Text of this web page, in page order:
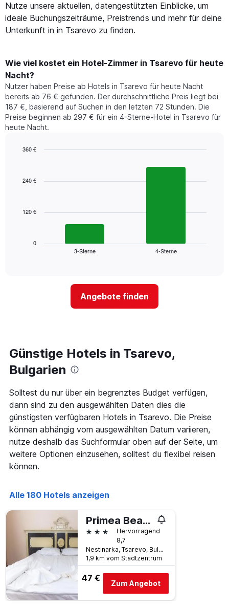
Nutze unsere aktuellen, datengestützten Einblicke, um
ideale Buchungszeiträume, Preistrends und mehr für deine
Unterkunft in in Tsarevo zu finden.
Wie viel kostet ein Hotel-Zimmer in Tsarevo für heute
Nacht?
Nutzer haben Preise ab Hotels in Tsarevo für heute Nacht
bereits ab 76 € gefunden. Der durchschnittliche Preis liegt bei
187 €, basierend auf Suchen in den letzten 72 Stunden. Die
Preise beginnen ab 297 € für ein 4-Sterne-Hotel in Tsarevo für
heute Nacht.
with
Das
zeigt
3
Tagen
gefunden
wurde,
aggregiert
nach
Sternebewertung.
Das
Diagramm
hat
1
X-
Achse,
Hotelkategorien
Das
Diagramm
hat
1
Y-
Achse,
die
den
3-Sterne 4-Sterne
0
120 €
240 €
360 €
Angebote finden
Günstige Hotels in Tsarevo,
Bulgarien
Solltest du nur über ein begrenztes Budget verfügen,
dann sind zu den ausgewählten Daten dies die
günstigsten verfügbaren Hotels in Tsarevo. Die Preise
können abhängig vom ausgewählten Datum variieren,
nutze deshalb das Suchformular oben auf der Seite, um
weitere Optionen einzusehen, solltest du flexibel reisen
können.
Alle 180 Hotels anzeigen
Primea Beach Hotel
3 SterneHervorragend
8,7
Nestinarka, Tsarevo, Bulgarien
1,9 km vom Stadtzentrum
47 €
Zum Angebot